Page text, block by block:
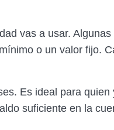
vas a usar. Algunas
o un valor fijo.
Es ideal para quien
suficiente en la